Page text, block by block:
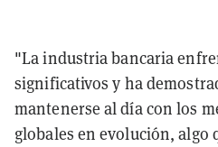
"La industria bancaria
significativos y ha
mantenerse al día con los
globales en evolución, algo